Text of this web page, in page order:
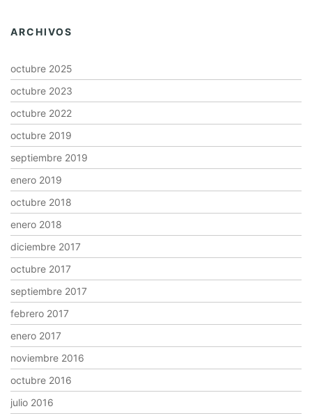
ARCHIVOS
octubre 2025
octubre 2023
octubre 2022
octubre 2019
septiembre 2019
enero 2019
octubre 2018
enero 2018
diciembre 2017
octubre 2017
septiembre 2017
febrero 2017
enero 2017
noviembre 2016
octubre 2016
julio 2016